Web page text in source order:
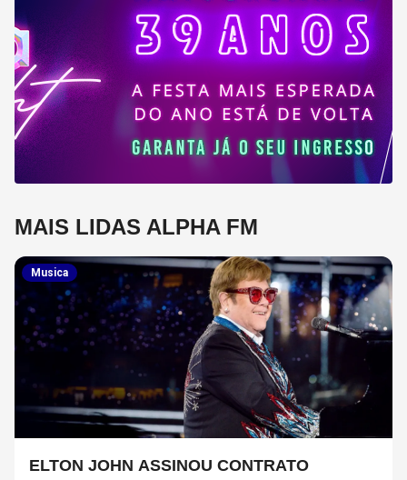
MAIS LIDAS ALPHA FM
Musica
ELTON JOHN ASSINOU CONTRATO